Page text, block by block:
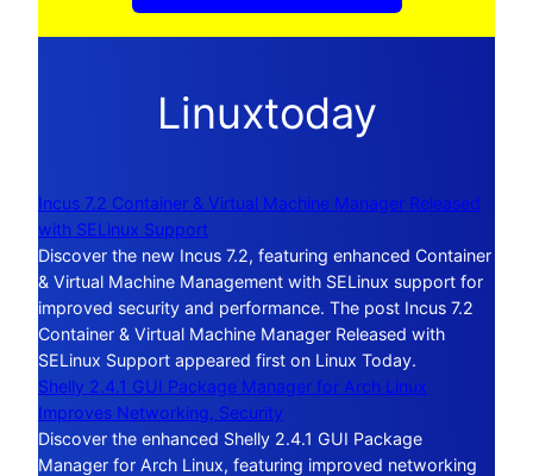
Linuxtoday
Incus 7.2 Container & Virtual Machine Manager Released
with SELinux Support
Discover the new Incus 7.2, featuring enhanced Container
& Virtual Machine Management with SELinux support for
improved security and performance. The post Incus 7.2
Container & Virtual Machine Manager Released with
SELinux Support appeared first on Linux Today.
Shelly 2.4.1 GUI Package Manager for Arch Linux
Improves Networking, Security
Discover the enhanced Shelly 2.4.1 GUI Package
Manager for Arch Linux, featuring improved networking